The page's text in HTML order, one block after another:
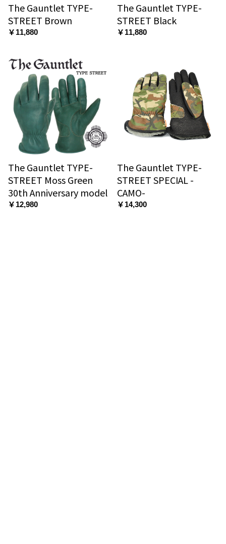
The Gauntlet TYPE-
STREET Brown
￥11,880
The Gauntlet TYPE-
STREET Black
￥11,880
The Gauntlet TYPE-
STREET Moss Green
30th Anniversary model
￥12,980
The Gauntlet TYPE-
STREET SPECIAL -
CAMO-
￥14,300